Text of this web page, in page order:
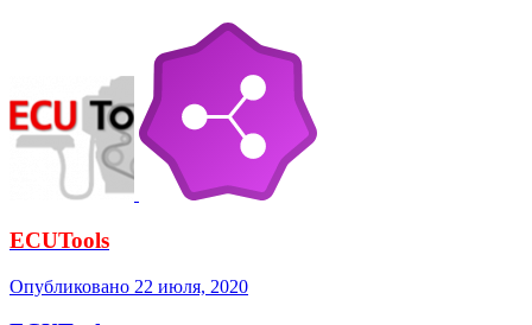
ECUTools
Опубликовано 22 июля, 2020